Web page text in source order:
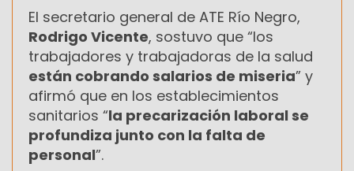
El secretario general de ATE Río Negro,
Rodrigo Vicente, sostuvo que “los
trabajadores y trabajadoras de la salud
están cobrando salarios de miseria” y
afirmó que en los establecimientos
sanitarios “la precarización laboral se
profundiza junto con la falta de
personal”.